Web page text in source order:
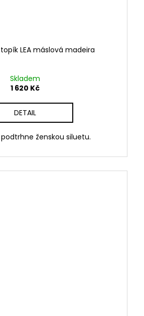
LEA máslová madeira
Skladem
1 620 Kč
DETAIL
ženskou siluetu.